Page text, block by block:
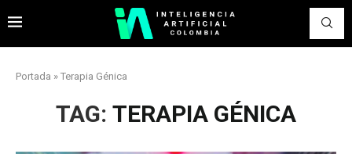
Portada » Terapia Génica
TAG: TERAPIA GÉNICA